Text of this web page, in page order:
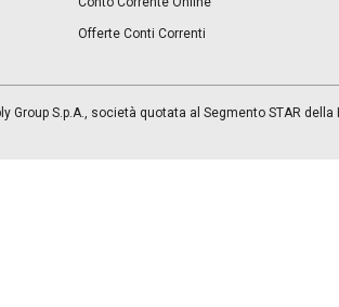
Offerte Conti Correnti
S.p.A., società quotata al Segmento STAR